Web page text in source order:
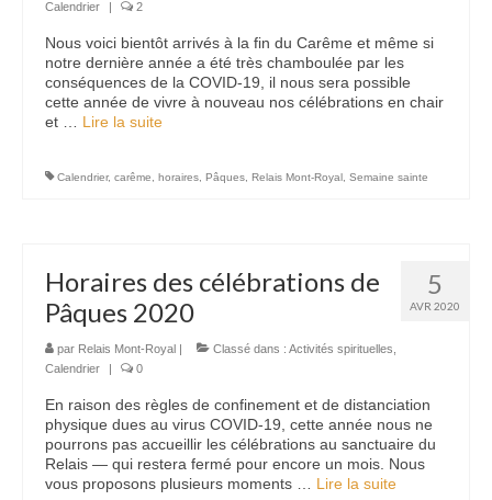
Calendrier
| 2
Nous voici bientôt arrivés à la fin du Carême et même si
notre dernière année a été très chamboulée par les
conséquences de la COVID-19, il nous sera possible
cette année de vivre à nouveau nos célébrations en chair
et … Lire la suite­­
Calendrier, carême horaires Pâques Relais Mont-Royal Semaine sainte
5
AVR 2020
Horaires des célébrations de
Pâques 2020
par Relais Mont-Royal | Classé dans : Activités spirituelles
Calendrier
| 0
En raison des règles de confinement et de distanciation
physique dues au virus COVID-19, cette année nous ne
pourrons pas accueillir les célébrations au sanctuaire du
Relais — qui restera fermé pour encore un mois. Nous
vous proposons plusieurs moments … Lire la suite­­